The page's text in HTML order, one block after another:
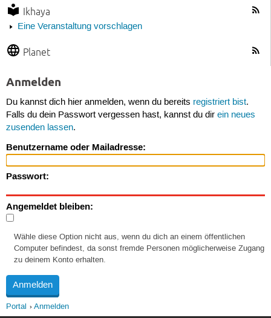
Ikhaya
Eine Veranstaltung vorschlagen
Planet
Anmelden
Du kannst dich hier anmelden, wenn du bereits registriert bist.
Falls du dein Passwort vergessen hast, kannst du dir ein neues
zusenden lassen.
Benutzername oder Mailadresse:
Passwort:
Angemeldet bleiben:
Wähle diese Option nicht aus, wenn du dich an einem öffentlichen
Computer befindest, da sonst fremde Personen möglicherweise Zugang
zu deinem Konto erhalten.
Portal Anmelden